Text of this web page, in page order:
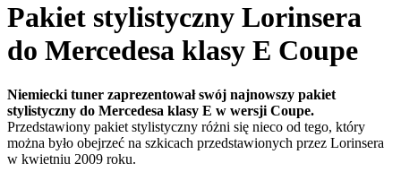
Pakiet stylistyczny Lorinsera
do Mercedesa klasy E Coupe
Niemiecki tuner zaprezentował swój najnowszy pakiet
stylistyczny do Mercedesa klasy E w wersji Coupe.
Przedstawiony pakiet stylistyczny różni się nieco od tego, który
można było obejrzeć na szkicach przedstawionych przez Lorinsera
w kwietniu 2009 roku.